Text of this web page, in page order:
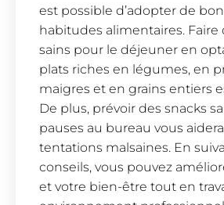
est possible d’adopter de
habitudes alimentaires. Faire
sains pour le déjeuner en
plats riches en légumes, en
maigres et en grains entiers
De plus, prévoir des snacks
pauses au bureau vous
tentations malsaines. En
conseils, vous pouvez
et votre bien-être tout en